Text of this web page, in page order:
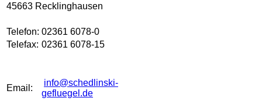
45663 Recklinghausen
Telefon: 02361 6078-0
Telefax: 02361 6078-15
Email:
info@schedlinski-
gefluegel.de